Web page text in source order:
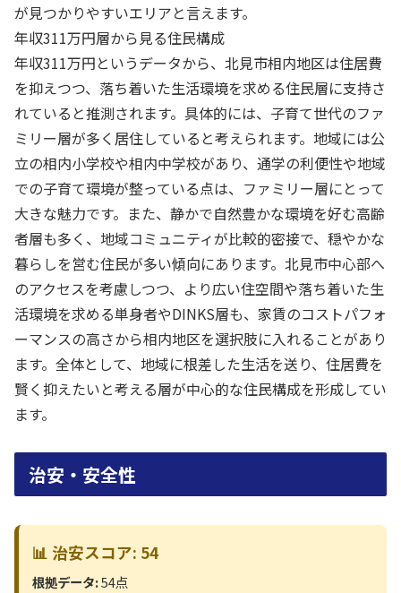
が見つかりやすいエリアと言えます。
年収311万円層から見る住民構成
年収311万円というデータから、北見市相内地区は住居費
を抑えつつ、落ち着いた生活環境を求める住民層に支持さ
れていると推測されます。具体的には、子育て世代のファ
ミリー層が多く居住していると考えられます。地域には公
立の相内小学校や相内中学校があり、通学の利便性や地域
での子育て環境が整っている点は、ファミリー層にとって
大きな魅力です。また、静かで自然豊かな環境を好む高齢
者層も多く、地域コミュニティが比較的密接で、穏やかな
暮らしを営む住民が多い傾向にあります。北見市中心部へ
のアクセスを考慮しつつ、より広い住空間や落ち着いた生
活環境を求める単身者やDINKS層も、家賃のコストパフォ
ーマンスの高さから相内地区を選択肢に入れることがあり
ます。全体として、地域に根差した生活を送り、住居費を
賢く抑えたいと考える層が中心的な住民構成を形成してい
ます。
治安・安全性
📊 治安スコア: 54
根拠データ:54点